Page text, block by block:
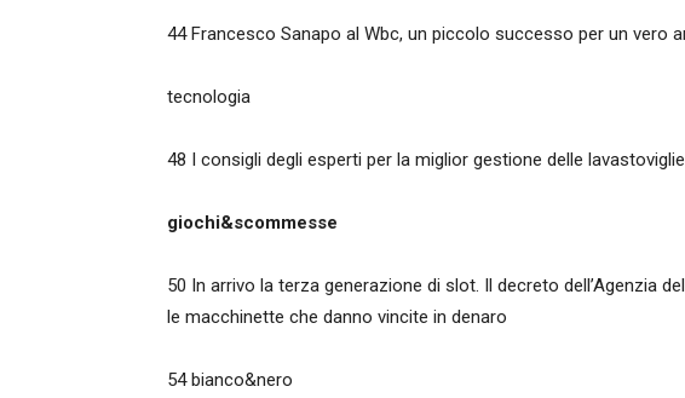
44 Francesco Sanapo al Wbc, un piccolo successo per un vero
tecnologia
48 I consigli degli esperti per la miglior gestione delle
giochi&scommesse
50 In arrivo la terza generazione di slot. Il decreto dell’Agenzia
le macchinette che danno vincite in denaro
54 bianco&nero